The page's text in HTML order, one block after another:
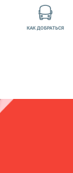
КАК ДОБРАТЬСЯ